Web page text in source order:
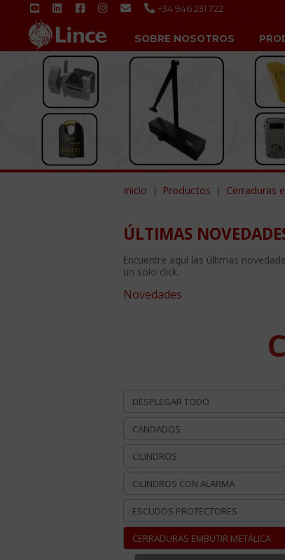
+34 946 231 722
SOBRE NOSOTROS
Inicio Productos Cerraduras
ÚLTIMAS
Encuentre aquí las últimas
un sólo click.
Novedades
DESPLEGAR TODO
CANDADOS
CILINDROS
CILINDROS CON ALARMA
ESCUDOS PROTECTORES
CERRADURAS EMBUTIR METÁLICA